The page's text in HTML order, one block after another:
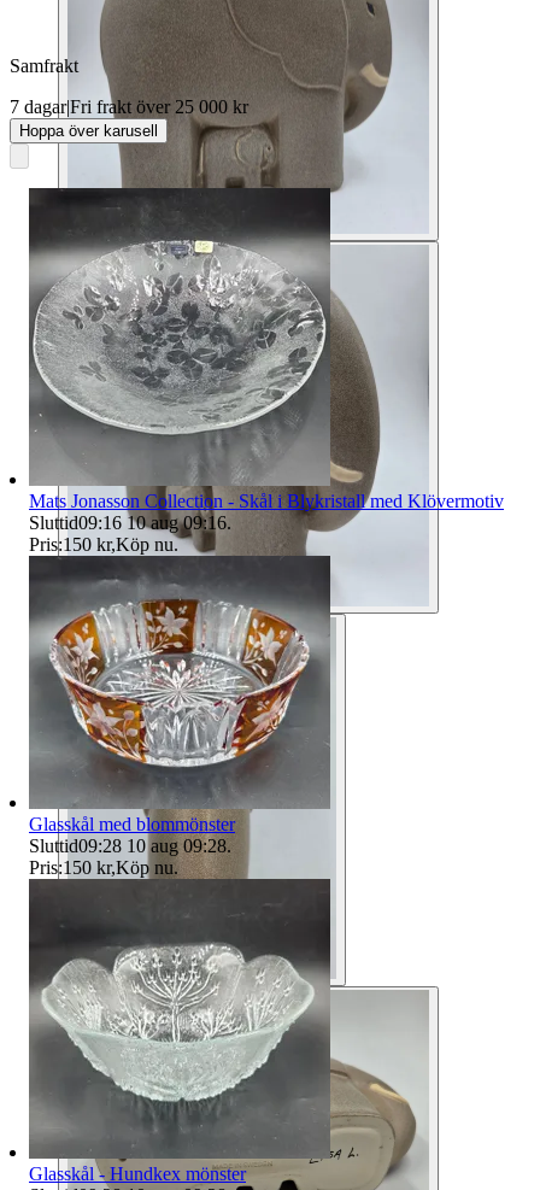
Samfrakt
7 dagar|Fri frakt över 25 000 kr
Hoppa över karusell
Mats Jonasson Collection - Skål i Blykristall med Klövermotiv
Sluttid09:16 10 aug 09:16.
Pris:150 kr,Köp nu.
Glasskål med blommönster
Sluttid09:28 10 aug 09:28.
Pris:150 kr,Köp nu.
Glasskål - Hundkex mönster